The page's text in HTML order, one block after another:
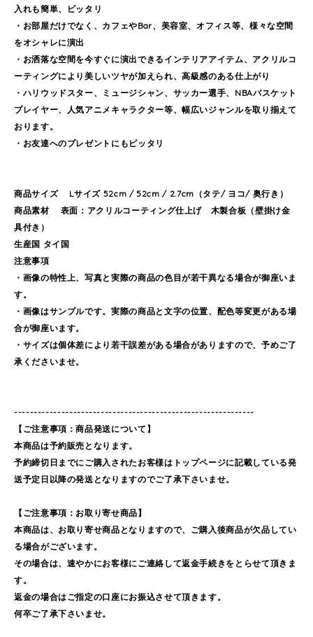
入れも簡単、ピッタリ
・お部屋だけでなく、カフェやBar、美容室、オフィス等、様々な空間
をオシャレに演出
・お洒落な空間を今すぐに演出できるインテリアアイテム、アクリルコ
ーティングにより美しいツヤが加えられ、高級感のある仕上がり
・ハリウッドスター、ミュージシャン、サッカー選手、NBAバスケット
プレイヤー、人気アニメキャラクター等、幅広いジャンルを取り揃えて
おります。
・お友達へのプレゼントにもピッタリ
商品サイズ Lサイズ 52cm / 52cm / 2.7cm（タテ/ ヨコ/ 奥行き）
商品素材 表面：アクリルコーティング仕上げ 木製合板（壁掛け金
具付き）
生産国 タイ国
注意事項
・画像の特性上、写真と実際の商品の色目が若干異なる場合が御座いま
す。
・画像はサンプルです。実際の商品と文字の位置、配色等変更がある場
合が御座います。
・サイズは個体差により若干誤差がある場合がありますので、予めご了
承くださいませ。
-------------------------------------------------------------
【ご注意事項：商品発送について】
本商品は予約販売となります。
予約締切日までにご購入されたお客様はトップページに記載している発
送予定日以降の発送となりますのでご了承下さいませ。
【ご注意事項：お取り寄せ商品】
本商品は、お取り寄せ商品となりますので、ご購入後商品が欠品してい
る場合がございます。
その場合は、速やかにお客様にご連絡して返金手続きをとらせて頂きま
す。
返金の場合はご指定の口座にお振込させて頂きます。
何卒ご了承下さいませ。